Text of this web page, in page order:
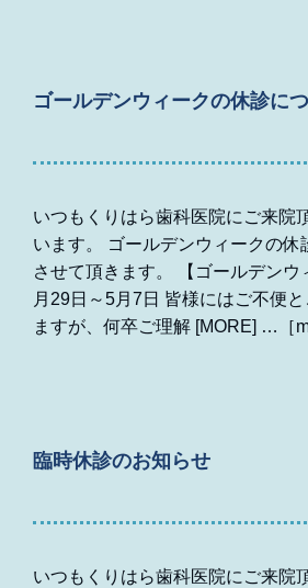
ゴールデンウィークの休診に
いつもくりはら歯科医院にご来院
います。 ゴールデンウィークの休
させて頂きます。 【ゴールデンウ
月29日～5月7日 皆様にはご不便
ますが、何卒ご理解 [MORE]
臨時休診のお知らせ
いつもくりはら歯科医院にご来院